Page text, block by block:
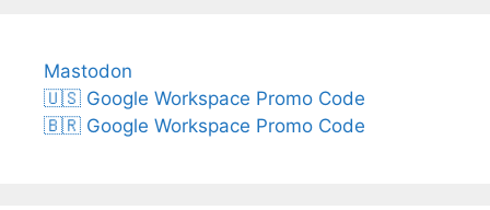
Mastodon
🇺🇸 Google Workspace Promo Code
🇧🇷 Google Workspace Promo Code